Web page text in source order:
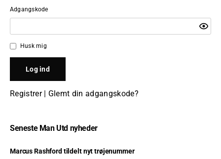
Adgangskode
Husk mig
Registrer| Glemt din adgangskode?
Seneste Man Utd nyheder
Marcus Rashford tildelt nyt trøjenummer